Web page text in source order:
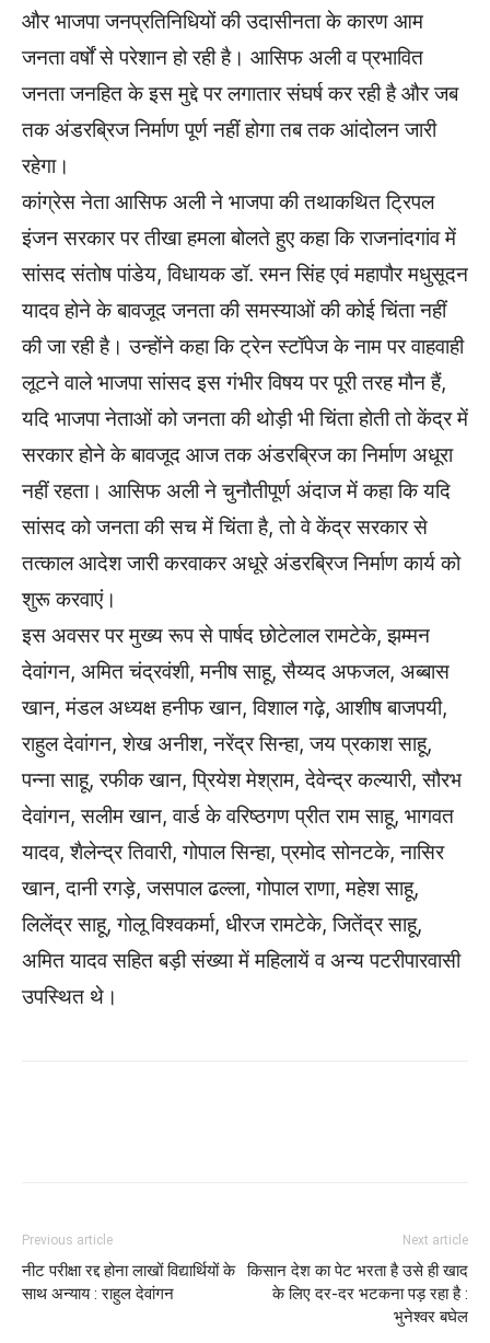
और भाजपा जनप्रतिनिधियों की उदासीनता के कारण आम
जनता वर्षों से परेशान हो रही है। आसिफ अली व प्रभावित
जनता जनहित के इस मुद्दे पर लगातार संघर्ष कर रही है और जब
तक अंडरब्रिज निर्माण पूर्ण नहीं होगा तब तक आंदोलन जारी
रहेगा।
कांग्रेस नेता आसिफ अली ने भाजपा की तथाकथित ट्रिपल
इंजन सरकार पर तीखा हमला बोलते हुए कहा कि राजनांदगांव में
सांसद संतोष पांडेय, विधायक डॉ. रमन सिंह एवं महापौर मधुसूदन
यादव होने के बावजूद जनता की समस्याओं की कोई चिंता नहीं
की जा रही है। उन्होंने कहा कि ट्रेन स्टॉपेज के नाम पर वाहवाही
लूटने वाले भाजपा सांसद इस गंभीर विषय पर पूरी तरह मौन हैं,
यदि भाजपा नेताओं को जनता की थोड़ी भी चिंता होती तो केंद्र में
सरकार होने के बावजूद आज तक अंडरब्रिज का निर्माण अधूरा
नहीं रहता। आसिफ अली ने चुनौतीपूर्ण अंदाज में कहा कि यदि
सांसद को जनता की सच में चिंता है, तो वे केंद्र सरकार से
तत्काल आदेश जारी करवाकर अधूरे अंडरब्रिज निर्माण कार्य को
शुरू करवाएं।
इस अवसर पर मुख्य रूप से पार्षद छोटेलाल रामटेके, झम्मन
देवांगन, अमित चंद्रवंशी, मनीष साहू, सैय्यद अफजल, अब्बास
खान, मंडल अध्यक्ष हनीफ खान, विशाल गढ़े, आशीष बाजपयी,
राहुल देवांगन, शेख अनीश, नरेंद्र सिन्हा, जय प्रकाश साहू,
पन्ना साहू, रफीक खान, प्रियेश मेश्राम, देवेन्द्र कल्यारी, सौरभ
देवांगन, सलीम खान, वार्ड के वरिष्ठगण प्रीत राम साहू, भागवत
यादव, शैलेन्द्र तिवारी, गोपाल सिन्हा, प्रमोद सोनटके, नासिर
खान, दानी रगड़े, जसपाल ढल्ला, गोपाल राणा, महेश साहू,
लिलेंद्र साहू, गोलू विश्वकर्मा, धीरज रामटेके, जितेंद्र साहू,
अमित यादव सहित बड़ी संख्या में महिलायें व अन्य पटरीपारवासी
उपस्थित थे।
Previous article
नीट परीक्षा रद्द होना लाखों विद्यार्थियों के
साथ अन्याय : राहुल देवांगन
Next article
किसान देश का पेट भरता है उसे ही खाद
के लिए दर-दर भटकना पड़ रहा है :
भुनेश्वर बघेल